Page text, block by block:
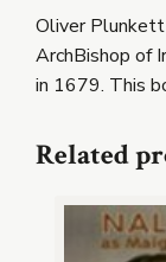
Oliver Plunkett
ArchBishop of
in 1679. This
Related